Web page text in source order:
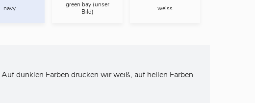
navy
green bay (unser
Bild)
weiss
dunklen Farben drucken wir weiß, auf hellen Farben